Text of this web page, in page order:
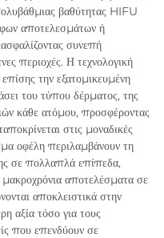
βαθύτητας HIFU
αποτελεσμάτων ή
συνεπή
περιοχές. Η τεχνολογική
την εξατομικευμένη
του τύπου δέρματος, της
κάθε ατόμου, προσφέροντας
στις μοναδικές
οφέλη περιλαμβάνουν τη
σε πολλαπλά επίπεδα,
αποτελέσματα σε
αποκλειστικά στην
αξία τόσο για τους
που επενδύουν σε